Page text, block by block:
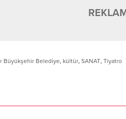
Büyükşehir Belediye, kültür, SANAT, Tiyatro